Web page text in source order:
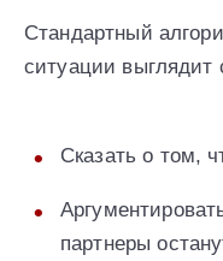
Стандартный
ситуации
Сказать о том,
партнеры